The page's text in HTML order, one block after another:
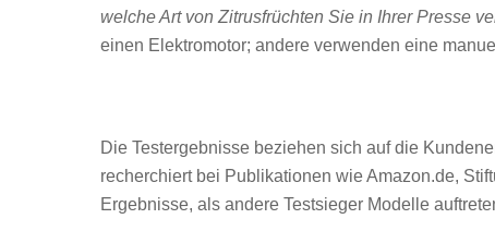
welche Art von Zitrusfrüchten Sie in Ihrer Presse
einen Elektromotor; andere verwenden eine
Die Testergebnisse beziehen sich auf die
recherchiert bei Publikationen wie Amazon.de,
Ergebnisse, als andere Testsieger Modelle